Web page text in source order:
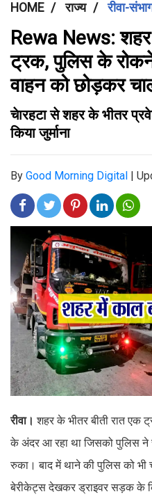
HOME राज्य रीवा-
Rewa News:
ट्रक, पुलिस के रोकने
वाहन को छोड़कर
चेारहटा से शहर के भीतर
किया जुर्माना
By Good Morning Digital |
रीवा।शहर के भीतर बीती रात एक
के अंदर आ रहा था जिसको पुलिस ने
रुका। बाद में थाने की पुलिस को
बेरीकेट्स देखकर ड्राइवर सड़क के